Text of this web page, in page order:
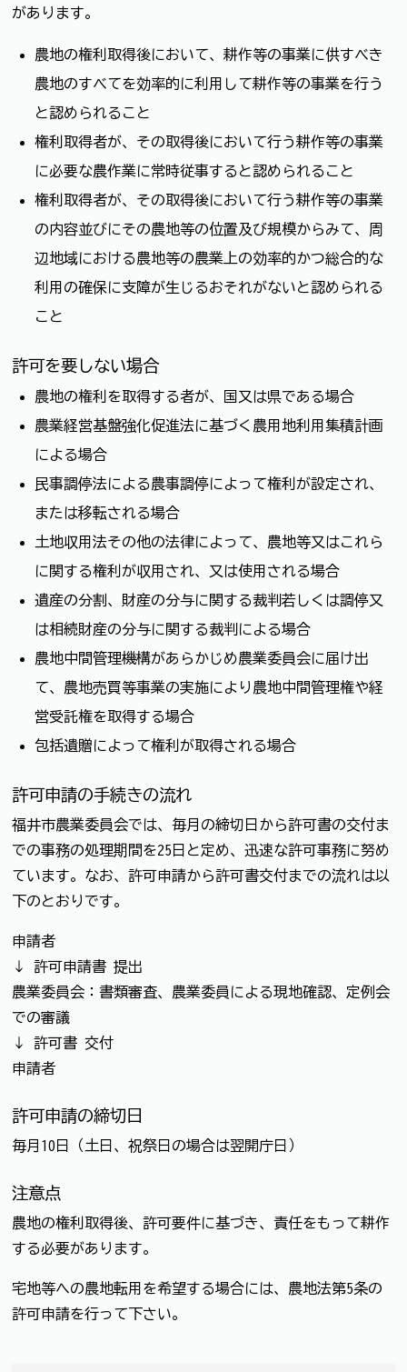
があります。
農地の権利取得後において、耕作等の事業に供すべき
農地のすべてを効率的に利用して耕作等の事業を行う
と認められること
権利取得者が、その取得後において行う耕作等の事業
に必要な農作業に常時従事すると認められること
権利取得者が、その取得後において行う耕作等の事業
の内容並びにその農地等の位置及び規模からみて、周
辺地域における農地等の農業上の効率的かつ総合的な
利用の確保に支障が生じるおそれがないと認められる
こと
許可を要しない場合
農地の権利を取得する者が、国又は県である場合
農業経営基盤強化促進法に基づく農用地利用集積計画
による場合
民事調停法による農事調停によって権利が設定され、
または移転される場合
土地収用法その他の法律によって、農地等又はこれら
に関する権利が収用され、又は使用される場合
遺産の分割、財産の分与に関する裁判若しくは調停又
は相続財産の分与に関する裁判による場合
農地中間管理機構があらかじめ農業委員会に届け出
て、農地売買等事業の実施により農地中間管理権や経
営受託権を取得する場合
包括遺贈によって権利が取得される場合
許可申請の手続きの流れ
福井市農業委員会では、毎月の締切日から許可書の交付ま
での事務の処理期間を25日と定め、迅速な許可事務に努め
ています。なお、許可申請から許可書交付までの流れは以
下のとおりです。
申請者
↓ 許可申請書 提出
農業委員会：書類審査、農業委員による現地確認、定例会
での審議
↓ 許可書 交付
申請者
許可申請の締切日
毎月10日（土日、祝祭日の場合は翌開庁日）
注意点
農地の権利取得後、許可要件に基づき、責任をもって耕作
する必要があります。
宅地等への農地転用を希望する場合には、農地法第5条の
許可申請を行って下さい。